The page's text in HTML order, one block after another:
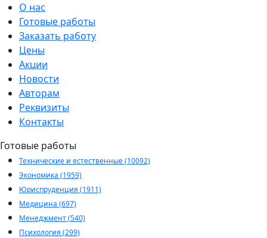
О нас
Готовые работы
Заказать работу
Цены
Акции
Новости
Авторам
Реквизиты
Контакты
Готовые работы
Технические и естественные (10092)
Экономика (1959)
Юриспруденция (1911)
Медицина (697)
Менеджмент (540)
Психология (299)